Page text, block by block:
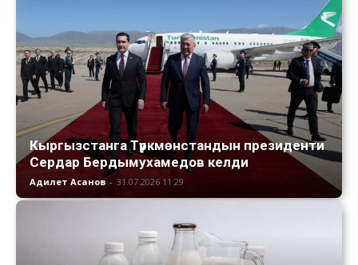
Кыргызстанга Түркмөнстандын президенти
Сердар Бердымухамедов келди
Адилет Асанов - 31.07.2026 11:29